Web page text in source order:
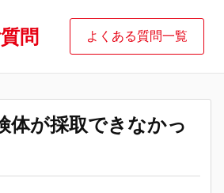
よくある質問一覧
体が採取できなかっ